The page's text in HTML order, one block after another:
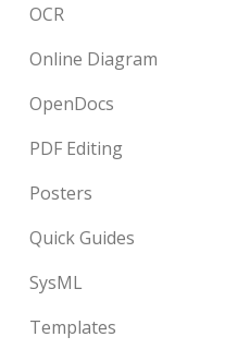
OCR
Online Diagram
OpenDocs
PDF Editing
Posters
Quick Guides
SysML
Templates